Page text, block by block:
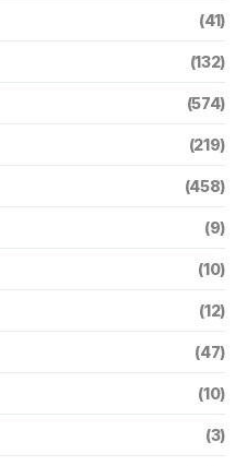
(41)
(132)
(574)
(219)
(458)
(9)
(10)
(12)
(47)
(10)
(3)